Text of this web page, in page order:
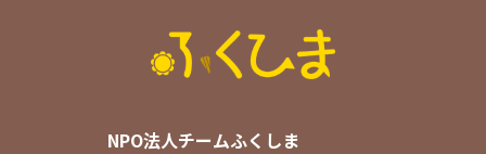
NPO法人チームふくしま